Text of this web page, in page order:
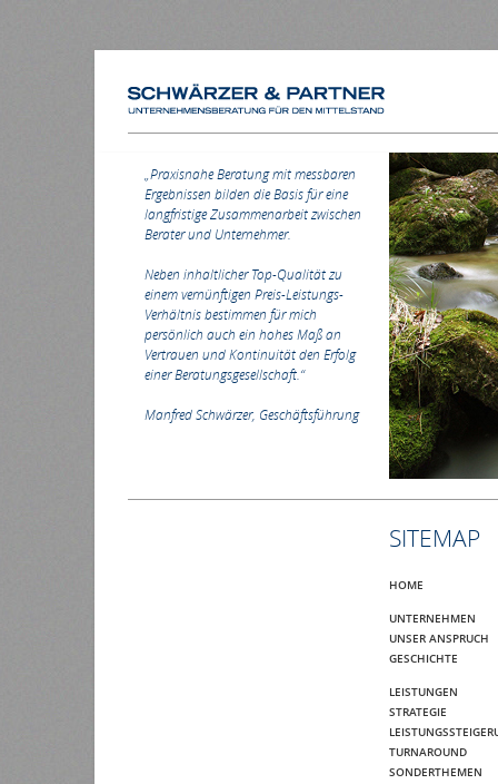
SITEMAP
HOME
UNTERNEHMEN
UNSER ANSPRUCH
GESCHICHTE
LEISTUNGEN
STRATEGIE
TURNAROUND
SONDERTHEMEN
„Praxisnahe Beratung mit messbaren
Ergebnissen bilden die Basis für eine
langfristige Zusammenarbeit zwischen
Berater und Unternehmer.
Neben inhaltlicher Top-Qualität zu
einem vernünftigen Preis-Leistungs-
Verhältnis bestimmen für mich
persönlich auch ein hohes Maß an
Vertrauen und Kontinuität den Erfolg
einer Beratungsgesellschaft.“
Manfred Schwärzer, Geschäftsführung